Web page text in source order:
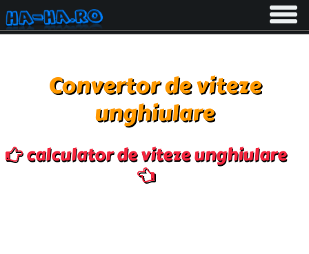
Toggle
Convertor de viteze
unghiulare
calculator de viteze unghiulare